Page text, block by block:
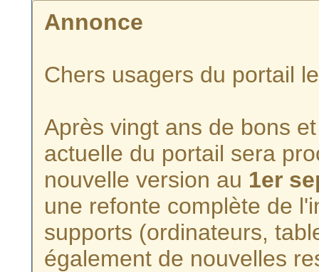
Annonce
Chers usagers du portail
Après vingt ans de bons
actuelle du portail sera
nouvelle version au 1er
une refonte complète de
supports (ordinateurs,
également de nouvelles